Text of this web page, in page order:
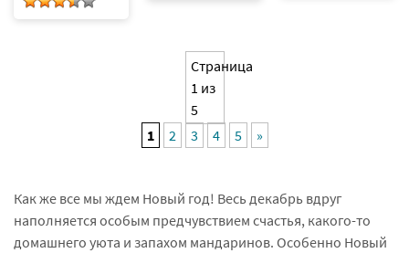
Страница
1 из
5
1
2 3 4 5 »
Как же все мы ждем Новый год! Весь декабрь вдруг
наполняется особым предчувствием счастья, какого-то
домашнего уюта и запахом мандаринов. Особенно Новый